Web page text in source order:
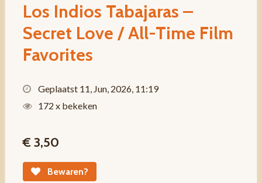
Los Indios Tabajaras –
Secret Love / All-Time Film
Favorites
Geplaatst 11, Jun, 2026, 11:19
172 x bekeken
€ 3,50
Bewaren?